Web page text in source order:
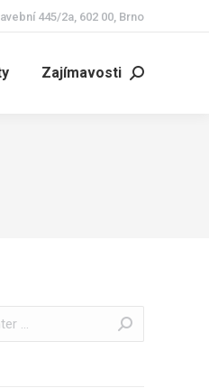
445/2a, 602 00, Brno
Zajímavosti Search: